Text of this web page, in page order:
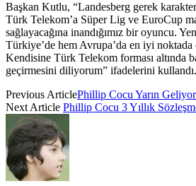
Başkan Kutlu, “Landesberg gerek
Türk Telekom’a Süper Lig ve EuroCup
sağlayacağına inandığımız bir oyuncu.
Türkiye’de hem Avrupa’da en iyi
Kendisine Türk Telekom forması altında
geçirmesini diliyorum” ifadelerini kullandı.
Previous ArticlePhillip Cocu Yarın Geliyor
Next Article Phillip Cocu 3 Yıllık